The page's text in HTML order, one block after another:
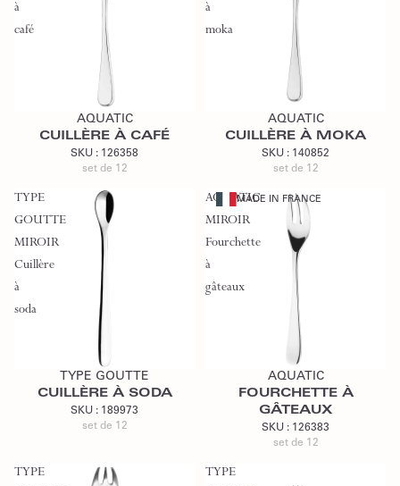
à
café
AQUATIC
CUILLÈRE À CAFÉ
SKU : 126358
set de 12
à
moka
Ajouter au devis
AQUATIC
CUILLÈRE À MOKA
SKU : 140852
set de 12
TYPE
GOUTTE
MIROIR
Cuillère
à
soda
TYPE GOUTTE
CUILLÈRE À SODA
SKU : 189973
set de 12
AQUATIC
MIROIR
Fourchette
à
gâteaux
MADE IN FRANCE
Ajouter au devis
AQUATIC
FOURCHETTE À
GÂTEAUX
SKU : 126383
set de 12
TYPE
TYPE